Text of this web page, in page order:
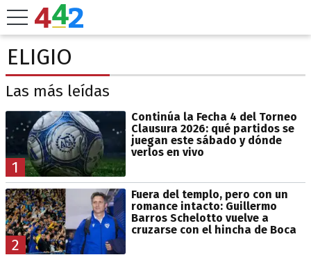
ELIGIO
Las más leídas
1
Continúa la Fecha 4 del Torneo
Clausura 2026: qué partidos se
juegan este sábado y dónde
verlos en vivo
2
Fuera del templo, pero con un
romance intacto: Guillermo
Barros Schelotto vuelve a
cruzarse con el hincha de Boca